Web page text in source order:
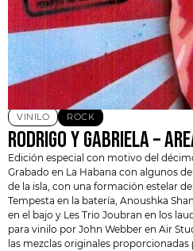
VINILO ROCK
RODRIGO Y GABRIELA –
Edición especial con motivo del
Grabado en La Habana con algunos
de la isla, con una formación estelar
Tempesta en la batería, Anoushka
en el bajo y Les Trio Joubran en los
para vinilo por John Webber en Air
las mezclas originales